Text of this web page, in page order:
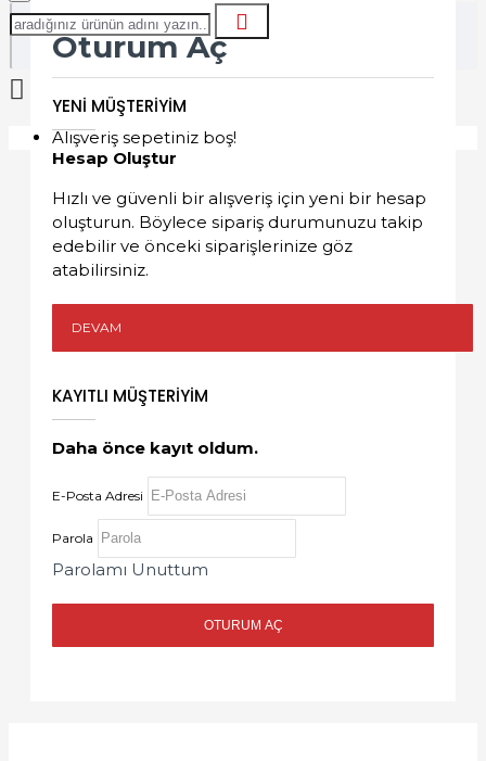
Alışveriş sepetiniz boş!
Oturum Aç
YENI MÜŞTERIYIM
Hesap Oluştur
Hızlı ve güvenli bir alışveriş için yeni bir hesap
oluşturun. Böylece sipariş durumunuzu takip
edebilir ve önceki siparişlerinize göz
atabilirsiniz.
DEVAM
KAYITLI MÜŞTERIYIM
Daha önce kayıt oldum.
E-Posta Adresi
Parola
Parolamı Unuttum
OTURUM AÇ